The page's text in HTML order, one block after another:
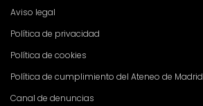
Aviso legal
Política de privacidad
Política de cookies
Política de cumplimiento del Ateneo de Madrid
Canal de denuncias